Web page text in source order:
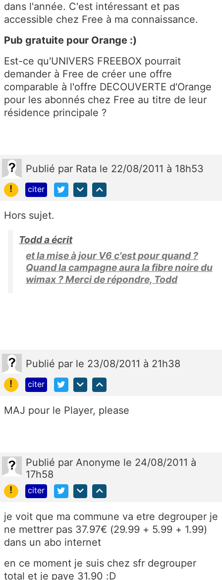
dans l'année. C'est intéressant et pas
accessible chez Free à ma connaissance.
Pub gratuite pour Orange :)
Est-ce qu'UNIVERS FREEBOX pourrait
demander à Free de créer une offre
comparable à l'offre DECOUVERTE d'Orange
pour les abonnés chez Free au titre de leur
résidence principale ?
Publié par Rata le 22/08/2011 à 18h53
!
citer
Hors sujet.
Todd a écrit
et la mise à jour V6 c'est pour quand ?
Quand la campagne aura la fibre noire du
wimax ? Merci de répondre, Todd
Publié par le 23/08/2011 à 21h38
!
citer
MAJ pour le Player, please
Publié par Anonyme le 24/08/2011 à
17h58
!
citer
je voit que ma commune va etre degrouper je
ne mettrer pas 37.97€ (29.99 + 5.99 + 1.99)
dans un abo internet
en ce moment je suis chez sfr degrouper
total et je paye 31.90 :D